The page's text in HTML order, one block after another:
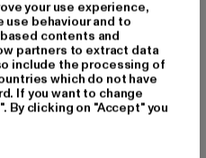
Hoodies
Coton, 48% Polyester
your use experience,
use behaviour and to
contents and
partners to extract data
include the processing of
which do not have
If you want to change
By clicking on "Accept" you